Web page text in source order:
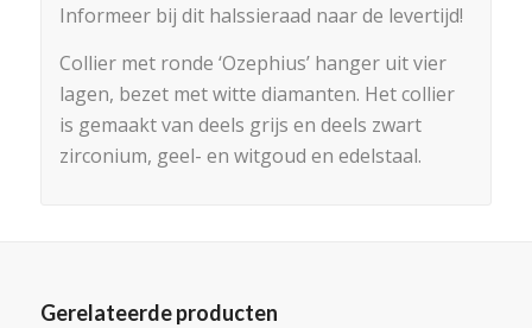
Informeer bij dit halssieraad naar de levertijd!
Collier met ronde ‘Ozephius’ hanger uit vier
lagen, bezet met witte diamanten. Het collier
is gemaakt van deels grijs en deels zwart
zirconium, geel- en witgoud en edelstaal.
Gerelateerde producten